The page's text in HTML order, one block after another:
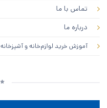
تماس با ما
درباره ما
آموزش خرید لوازم‌خانه و آشپزخانه